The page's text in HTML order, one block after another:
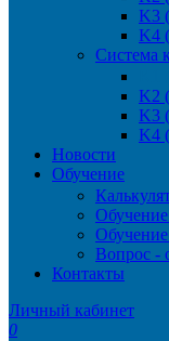
K3
K4
Система
K2
K3
K4
Новости
Обучение
Вопрос -
Контакты
Личный кабинет
0